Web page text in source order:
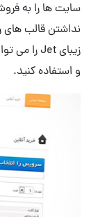
سایت ها را به
نداشتن قالب های
و استفاده کنید.